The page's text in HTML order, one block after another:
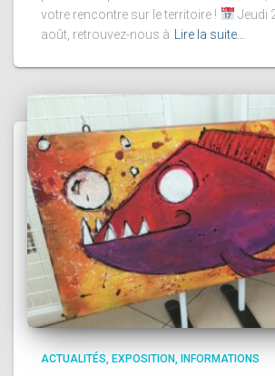
votre rencontre sur le territoire !
Jeudi
août, retrouvez-nous à
Lire la suite…
ACTUALITÉS EXPOSITION INFORMATIONS